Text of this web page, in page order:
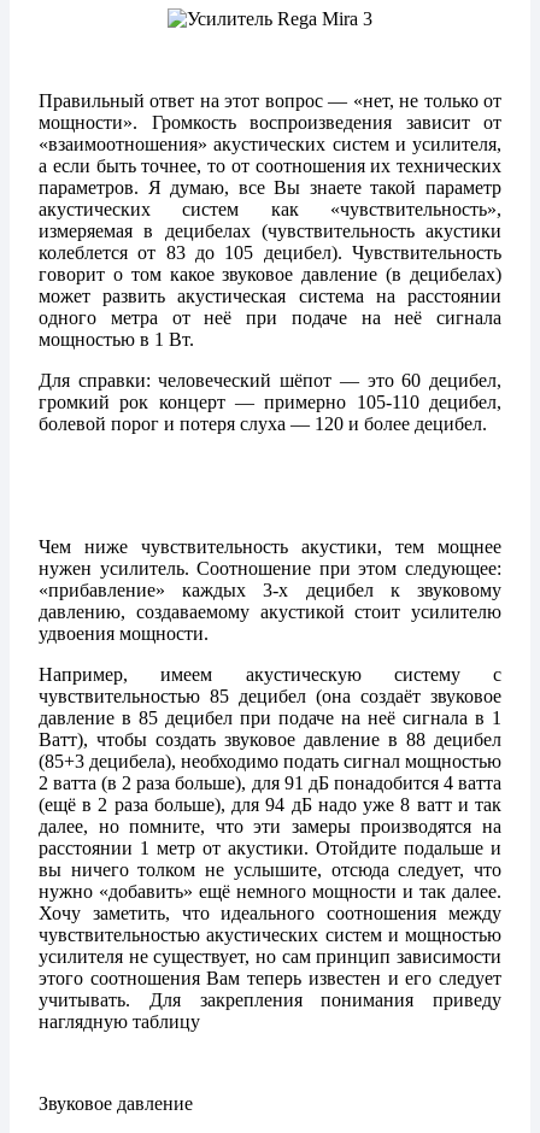
Правильный ответ на этот вопрос — «нет, не только от
мощности». Громкость воспроизведения зависит от
«взаимоотношения» акустических систем и усилителя,
а если быть точнее, то от соотношения их технических
параметров. Я думаю, все Вы знаете такой параметр
акустических систем как «чувствительность»,
измеряемая в децибелах (чувствительность акустики
колеблется от 83 до 105 децибел). Чувствительность
говорит о том какое звуковое давление (в децибелах)
может развить акустическая система на расстоянии
одного метра от неё при подаче на неё сигнала
мощностью в 1 Вт.
Для справки: человеческий шёпот — это 60 децибел,
громкий рок концерт — примерно 105-110 децибел,
болевой порог и потеря слуха — 120 и более децибел.
Чем ниже чувствительность акустики, тем мощнее
нужен усилитель. Соотношение при этом следующее:
«прибавление» каждых 3-х децибел к звуковому
давлению, создаваемому акустикой стоит усилителю
удвоения мощности.
Например, имеем акустическую систему с
чувствительностью 85 децибел (она создаёт звуковое
давление в 85 децибел при подаче на неё сигнала в 1
Ватт), чтобы создать звуковое давление в 88 децибел
(85+3 децибела), необходимо подать сигнал мощностью
2 ватта (в 2 раза больше), для 91 дБ понадобится 4 ватта
(ещё в 2 раза больше), для 94 дБ надо уже 8 ватт и так
далее, но помните, что эти замеры производятся на
расстоянии 1 метр от акустики. Отойдите подальше и
вы ничего толком не услышите, отсюда следует, что
нужно «добавить» ещё немного мощности и так далее.
Хочу заметить, что идеального соотношения между
чувствительностью акустических систем и мощностью
усилителя не существует, но сам принцип зависимости
этого соотношения Вам теперь известен и его следует
учитывать. Для закрепления понимания приведу
наглядную таблицу
Звуковое давление